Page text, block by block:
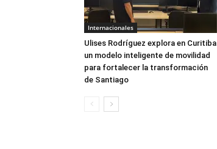
Internacionales
Ulises Rodríguez explora en Curitiba
un modelo inteligente de movilidad
para fortalecer la transformación
de Santiago